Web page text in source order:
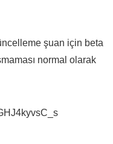
şuan için beta
normal olarak